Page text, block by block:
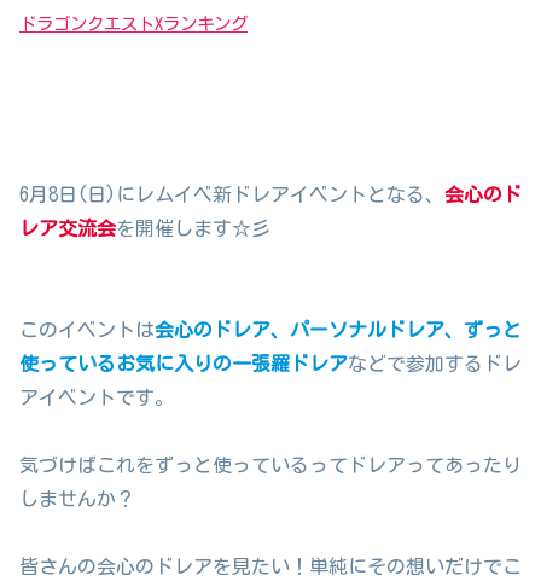
ドラゴンクエストXランキング
6月8日(日)にレムイベ新ドレアイベントとなる、 会心のド
レア交流会を開催します☆彡
このイベントは会心のドレア、パーソナルドレア、ずっと
使っているお気に入りの一張羅ドレアなどで参加するドレ
アイベントです。
気づけばこれをずっと使っているってドレアってあったり
しませんか？
皆さんの会心のドレアを見たい！単純にその想いだけでこ